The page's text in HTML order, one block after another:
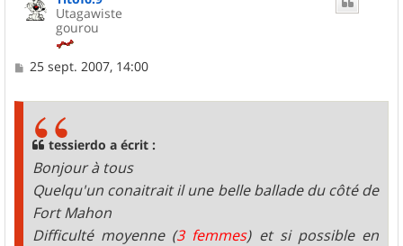
Utagawiste
gourou
M
25 sept. 2007, 14:00
tessierdo a écrit :
Bonjour à tous
Quelqu'un conaitrait il une belle ballade du côté de
Fort Mahon
Difficulté moyenne (3 femmes) et si possible en